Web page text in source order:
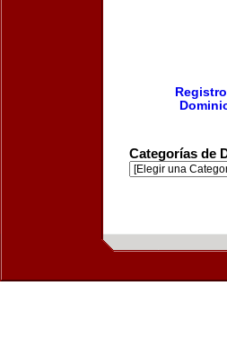
Categorías de